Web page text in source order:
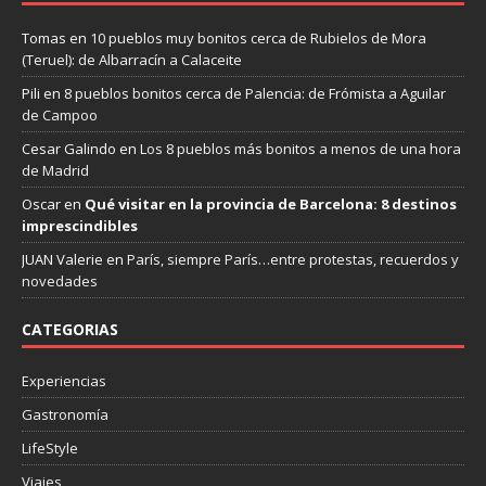
Tomas en 10 pueblos muy bonitos cerca de Rubielos de Mora
(Teruel): de Albarracín a Calaceite
Pili en 8 pueblos bonitos cerca de Palencia: de Frómista a Aguilar
de Campoo
Cesar Galindo en Los 8 pueblos más bonitos a menos de una hora
de Madrid
Oscaren Qué visitar en la provincia de Barcelona: 8 destinos
imprescindibles
JUAN Valerie en París, siempre París…entre protestas, recuerdos y
novedades
CATEGORIAS
Experiencias
Gastronomía
LifeStyle
Viajes